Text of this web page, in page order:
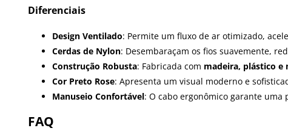
Diferenciais
Design Ventilado: Permite um fluxo de ar otimizado,
Cerdas de Nylon: Desembaraçam os fios suavemente,
Construção Robusta: Fabricada com madeira, plástico e
Cor Preto Rose: Apresenta um visual moderno e
Manuseio Confortável: O cabo ergonômico garante
FAQ